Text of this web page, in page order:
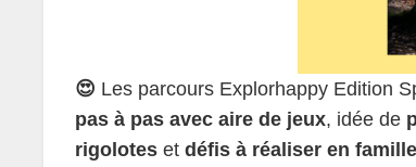
😍 Les parcours Explorhappy Edition
pas à pas avec aire de jeux, idée de
rigoloteset défis à réaliser en famille